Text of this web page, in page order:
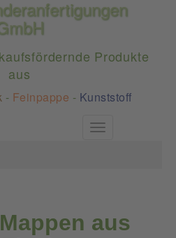
Produkte
aus
- Feinpappe - Kunststoff
Toggle
aus